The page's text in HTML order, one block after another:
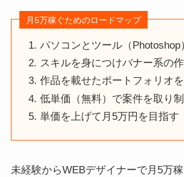
月5万稼ぐためのロードマップ
パソコンとツール（Photoshop
スキルを身につけバナー系の
作品を載せたポートフォリオ
低単価（無料）で案件を取り
単価を上げて月5万円を目指す
未経験からWEBデザイナーで月5万